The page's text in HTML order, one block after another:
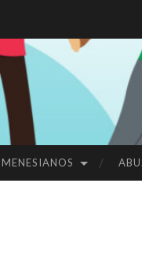
MENESIANOS